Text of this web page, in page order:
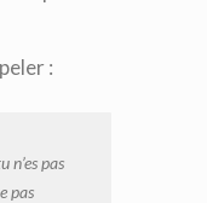
:
n’es pas
pas